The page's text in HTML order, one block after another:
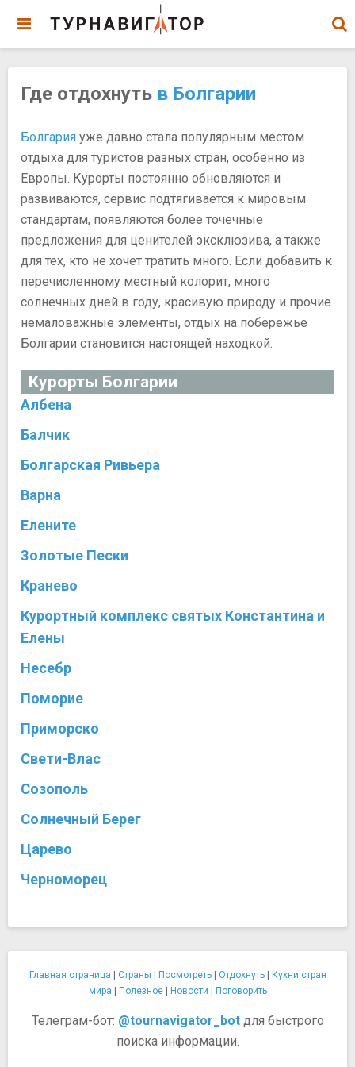
Где отдохнуть в Болгарии
Болгария уже давно стала популярным местом
отдыха для туристов разных стран, особенно из
Европы. Курорты постоянно обновляются и
развиваются, сервис подтягивается к мировым
стандартам, появляются более точечные
предложения для ценителей эксклюзива, а также
для тех, кто не хочет тратить много. Если добавить к
перечисленному местный колорит, много
солнечных дней в году, красивую природу и прочие
немаловажные элементы, отдых на побережье
Болгарии становится настоящей находкой.
Курорты Болгарии
Албена
Балчик
Болгарская Ривьера
Варна
Елените
Золотые Пески
Кранево
Курортный комплекс святых Константина и
Елены
Несебр
Поморие
Приморско
Свети-Влас
Созополь
Солнечный Берег
Царево
Черноморец
Главная страница Страны Посмотреть| Отдохнуть|
Кухни стран
мира
Полезное| Новости Поговорить
Телеграм-бот: @tournavigator_botдля быстрого
поиска информации.